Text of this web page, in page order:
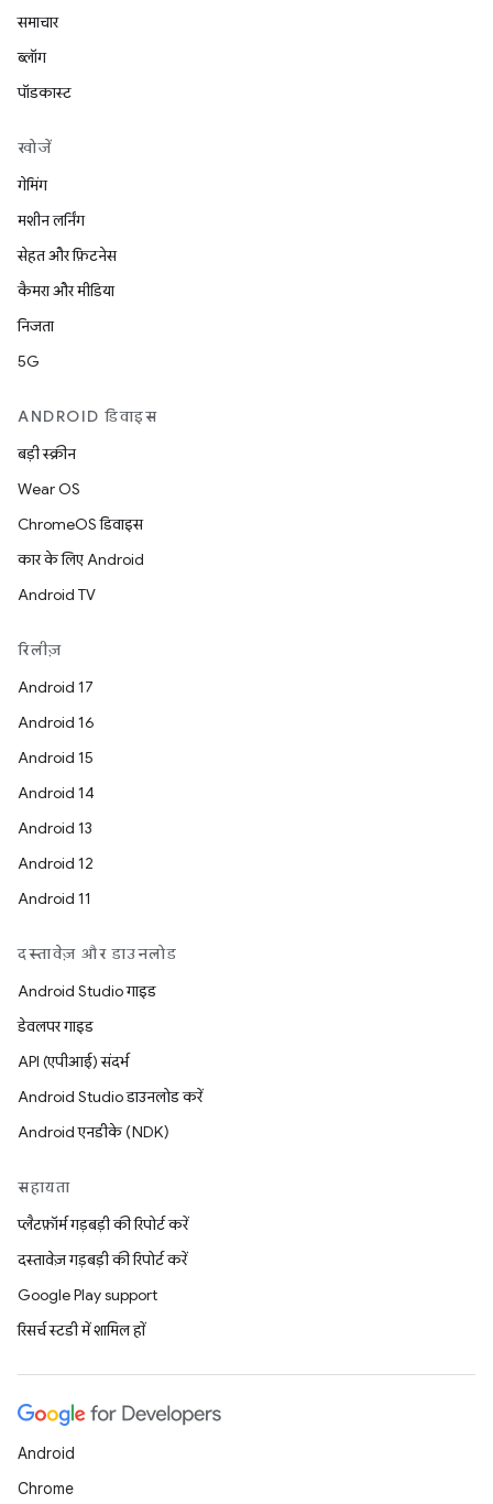
समाचार
ब्लॉग
पॉडकास्ट
खोजें
गेमिंग
मशीन लर्निंग
सेहत और फ़िटनेस
कैमरा और मीडिया
निजता
5G
ANDROID डिवाइस
बड़ी स्क्रीन
Wear OS
ChromeOS डिवाइस
कार के लिए Android
Android TV
रिलीज़
Android 17
Android 16
Android 15
Android 14
Android 13
Android 12
Android 11
दस्तावेज़ और डाउनलोड
Android Studio गाइड
डेवलपर गाइड
API (एपीआई) संदर्भ
Android Studio डाउनलोड करें
Android एनडीके (NDK)
सहायता
प्लैटफ़ॉर्म गड़बड़ी की रिपोर्ट करें
दस्तावेज़ गड़बड़ी की रिपोर्ट करें
Google Play support
रिसर्च स्टडी में शामिल हों
Android
Chrome